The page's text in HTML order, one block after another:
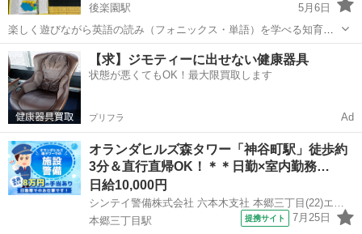
後楽園駅
5月6日
楽しく遊びながら英語の読み（フォニックス・単語）を学べる知育ゲ
ームです。小さなお子さまの英語導入にぴったりです。 【状態】 ・パ
ーツは一通り揃っています（写真をご確認ください） ・使用に伴う多
少のスレや使用感あり ・外箱に...
東京 文京区 後楽園駅 パズル フォニックス
【求】ジモティーに出せない健康器具
状態が悪くてもOK！最大限買取します
プリフラ Ad
オランダヒルズ森タワー「神谷町駅」徒歩約
3分＆直行直帰OK！＊＊日勤×室内勤務…
日給10,000円
本郷三丁目駅
提携サイト 7月25日